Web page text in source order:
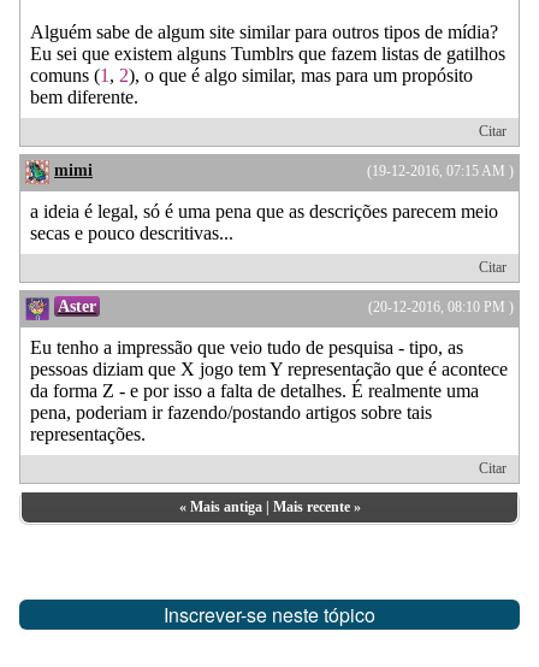
Alguém sabe de algum site similar para outros tipos de mídia?
Eu sei que existem alguns Tumblrs que fazem listas de gatilhos
comuns (1 , 2), o que é algo similar, mas para um propósito
bem diferente.
Citar
(19-12-2016, 07:15 AM )
mimi
a ideia é legal, só é uma pena que as descrições parecem meio
secas e pouco descritivas...
Citar
(20-12-2016, 08:10 PM )
Aster
Eu tenho a impressão que veio tudo de pesquisa - tipo, as
pessoas diziam que X jogo tem Y representação que é acontece
da forma Z - e por isso a falta de detalhes. É realmente uma
pena, poderiam ir fazendo/postando artigos sobre tais
representações.
Citar
« Mais antiga| Mais recente»
Inscrever-se neste tópico